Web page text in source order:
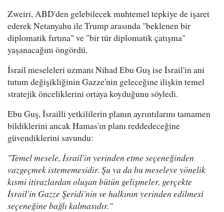
Zweiri, ABD'den gelebilecek muhtemel tepkiye de işaret
ederek Netanyahu ile Trump arasında "beklenen bir
diplomatik fırtına" ve "bir tür diplomatik çatışma"
yaşanacağını öngördü.
İsrail meseleleri uzmanı Nihad Ebu Guş ise İsrail'in ani
tutum değişikliğinin Gazze'nin geleceğine ilişkin temel
stratejik önceliklerini ortaya koyduğunu söyledi.
Ebu Guş, İsrailli yetkililerin planın ayrıntılarını tamamen
bildiklerini ancak Hamas'ın planı reddedeceğine
güvendiklerini savundu:
"Temel mesele, İsrail'in yerinden etme seçeneğinden
vazgeçmek istememesidir. Şu ya da bu meseleye yönelik
kısmi itirazlardan oluşan bütün gelişmeler, gerçekte
İsrail'in Gazze Şeridi'nin ve halkının yerinden edilmesi
seçeneğine bağlı kalmasıdır."